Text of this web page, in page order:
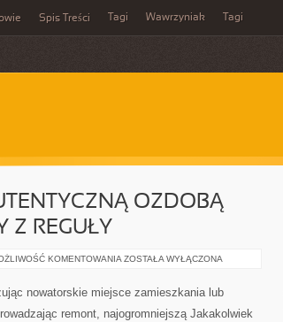
Spis Treści Tagi Wawrzyniak Tagi
OZDOBĄ
Z REGUŁY
KOMENTOWANIA KWIATY
AUTENTYCZNĄ
OZDOBĄ
NIESTETY
ZOSTAŁA WYŁĄCZONA
nowatorskie miejsce zamieszkania lub
remont, najogromniejszą Jakakolwiek